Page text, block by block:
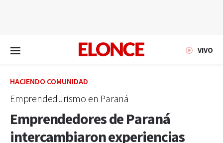
VIVO
HACIENDO COMUNIDAD
Emprendedurismo en Paraná
Emprendedores de Paraná
intercambiaron experiencias